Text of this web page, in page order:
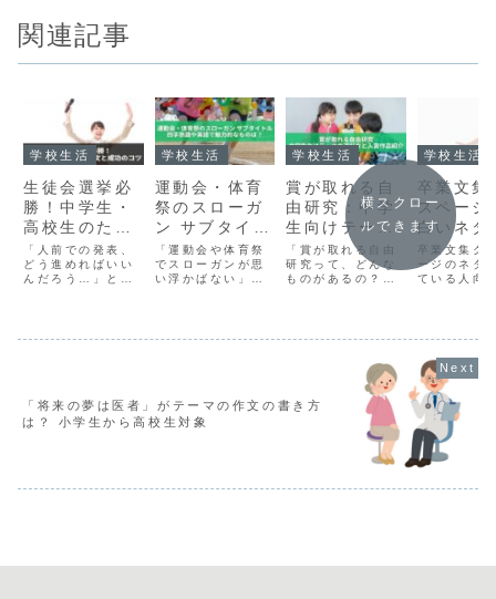
関連記事
学校生活
生徒会選挙必
勝！中学生・
高校生のため
の演説例文と
成功のコツ
「人前での発表、
どう進めればいい
んだろう…」と悩
に向けて、中学校
と高校の生徒会長
学校生活
運動会・体育
祭のスローガ
ン サブタイト
ル例：四字熟
語や英語で魅
力的なもの
「運動会や体育祭
でスローガンが思
い浮かばない」
でのさまざまな教
育機関で重要なイ
学校生活
賞が取れる自
由研究：中学
生向けテーマ
の選び方と入
賞作品紹介
「賞が取れる自由
研究って、どんな
ものがあるの？」
てみたい！」そん
な疑問にお応えし
て、今回は「自由
研究」について詳
しくご紹介しま
す。小学生や中学
生にとって、夏休
学校生活
卒業文集
スページ
白いネタ
ーマ：ユ
クなアイ
企画案を
卒業文集ク
ージのネタ
ている人向
ト・ランキ
先生紹介、
集、見取り
表やすごろ
など、笑え
思い出に残
ジ作りの参
横スクロー
ルできます
「将来の夢は医者」がテーマの作文の書き方
は？ 小学生から高校生対象